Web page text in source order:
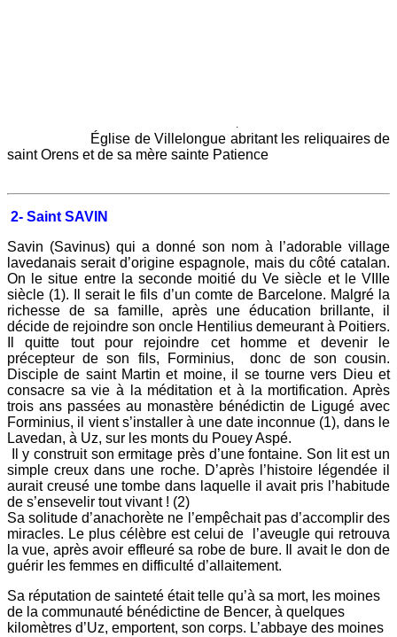
Église de Villelongue abritant les reliquaires de
saint Orens et de sa mère sainte Patience
2- Saint SAVIN
Savin (Savinus) qui a donné son nom à l’adorable village
lavedanais serait d’origine espagnole, mais du côté catalan.
On le situe entre la seconde moitié du Ve siècle et le VIIIe
siècle (1). Il serait le fils d’un comte de Barcelone. Malgré la
richesse de sa famille, après une éducation brillante, il
décide de rejoindre son oncle Hentilius demeurant à Poitiers.
Il quitte tout pour rejoindre cet homme et devenir le
précepteur de son fils, Forminius, donc de son cousin.
Disciple de saint Martin et moine, il se tourne vers Dieu et
consacre sa vie à la méditation et à la mortification. Après
trois ans passées au monastère bénédictin de Ligugé avec
Forminius, il vient s’installer à une date inconnue (1), dans le
Lavedan, à Uz, sur les monts du Pouey Aspé.
Il y construit son ermitage près d’une fontaine. Son lit est un
simple creux dans une roche. D’après l’histoire légendée il
aurait creusé une tombe dans laquelle il avait pris l’habitude
de s’ensevelir tout vivant ! (2)
Sa solitude d’anachorète ne l’empêchait pas d’accomplir des
miracles. Le plus célèbre est celui de l’aveugle qui retrouva
la vue, après avoir effleuré sa robe de bure. Il avait le don de
guérir les femmes en difficulté d’allaitement.
Sa réputation de sainteté était telle qu’à sa mort, les moines
de la communauté bénédictine de Bencer, à quelques
kilomètres d’Uz, emportent, son corps. L’abbaye des moines